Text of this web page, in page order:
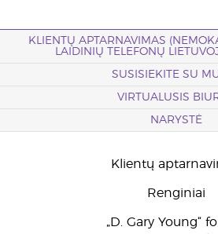
KLIENTŲ APTARNAVIMAS
LAIDINIŲ TELEFONŲ
SUSISIEKITE SU
VIRTUALUSIS
NARYSTĖ
Klientų
Renginiai
„D. Gary Young“